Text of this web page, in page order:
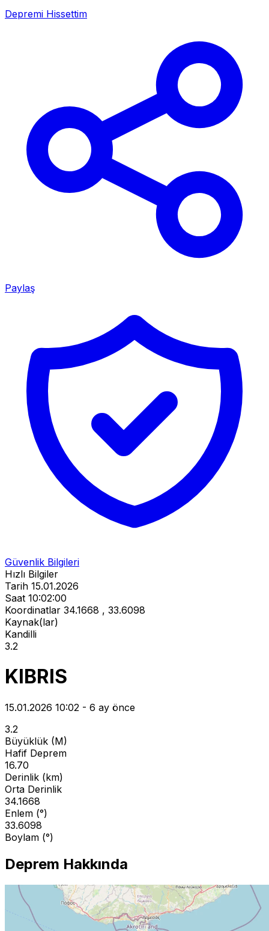
Depremi Hissettim
Paylaş
Güvenlik Bilgileri
Hızlı Bilgiler
Tarih 15.01.2026
Saat 10:02:00
Koordinatlar 34.1668 , 33.6098
Kaynak(lar)
Kandilli
3.2
KIBRIS
15.01.2026 10:02 - 6 ay önce
3.2
Büyüklük (M)
Hafif Deprem
16.70
Derinlik (km)
Orta Derinlik
34.1668
Enlem (°)
33.6098
Boylam (°)
Deprem Hakkında